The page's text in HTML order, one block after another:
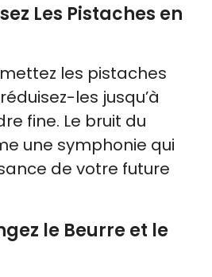
Les Pistaches en
les pistaches
les jusqu’à
fine. Le bruit du
une symphonie qui
de votre future
le Beurre et le